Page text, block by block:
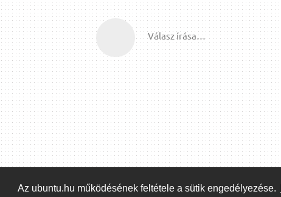
Az ubuntu.hu működésének feltétele a sütik engedélyezése.
Válasz írása…